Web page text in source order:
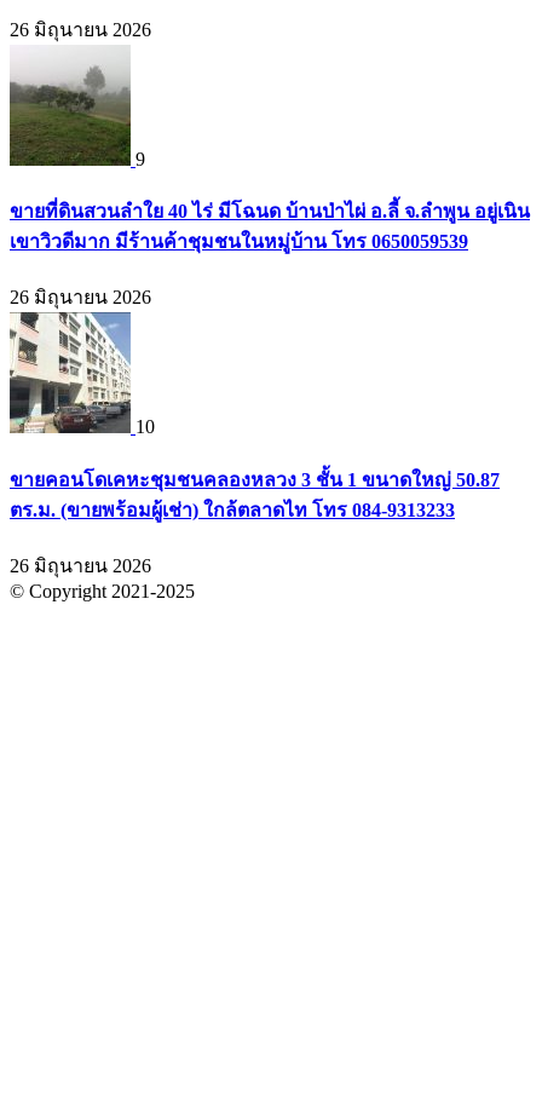
26 มิถุนายน 2026
9
ขายที่ดินสวนลำใย 40 ไร่ มีโฉนด บ้านป่าไผ่ อ.ลี้ จ.ลำพูน อยู่เนิน
เขาวิวดีมาก มีร้านค้าชุมชนในหมู่บ้าน โทร 0650059539
26 มิถุนายน 2026
10
ขายคอนโดเคหะชุมชนคลองหลวง 3 ชั้น 1 ขนาดใหญ่ 50.87
ตร.ม. (ขายพร้อมผู้เช่า) ใกล้ตลาดไท โทร 084-9313233
26 มิถุนายน 2026
© Copyright 2021-2025